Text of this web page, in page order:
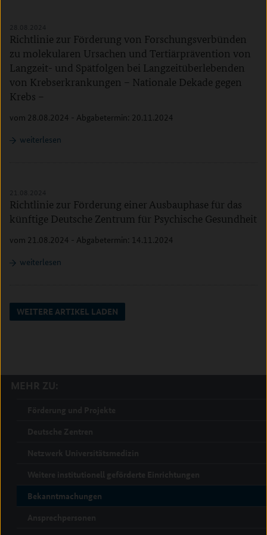
Richtlinie zur Förderung von Forschungsverbünden
zu molekularen Ursachen und Tertiärprävention von
Langzeit- und Spätfolgen bei Langzeitüberlebenden
von Krebserkrankungen – Nationale Dekade gegen
Krebs –
vom 28.08.2024 - Abgabetermin: 20.11.2024
weiterlesen
Richtlinie zur Förderung einer Ausbauphase für das
künftige Deutsche Zentrum für Psychische Gesundheit
vom 21.08.2024 - Abgabetermin: 14.11.2024
weiterlesen
WEITERE ARTIKEL LADEN
Bekanntmachungen